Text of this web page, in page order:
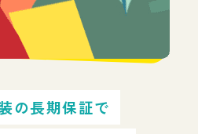
の長期保証で